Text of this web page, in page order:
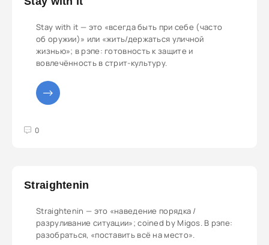
Stay with it — это «всегда быть при себе (часто
об оружии)» или «жить/держаться уличной
жизнью»; в рэпе: готовность к защите и
вовлечённость в стрит-культуру.
0
5
Straightenin
Straightenin — это «наведение порядка /
разруливание ситуации»; coined by Migos. В рэпе:
разобраться, «поставить всё на место».